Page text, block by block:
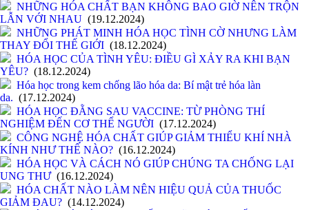
NHỮNG HÓA CHẤT BẠN KHÔNG BAO GIỜ NÊN TRỘN
LẪN VỚI NHAU (19.12.2024)
NHỮNG PHÁT MINH HÓA HỌC TÌNH CỜ NHƯNG LÀM
THAY ĐỔI THẾ GIỚI (18.12.2024)
HÓA HỌC CỦA TÌNH YÊU: ĐIỀU GÌ XẢY RA KHI BẠN
YÊU? (18.12.2024)
Hóa học trong kem chống lão hóa da: Bí mật trẻ hóa làn
da. (17.12.2024)
HÓA HỌC ĐẰNG SAU VACCINE: TỪ PHÒNG THÍ
NGHIỆM ĐẾN CƠ THỂ NGƯỜI (17.12.2024)
CÔNG NGHỆ HÓA CHẤT GIÚP GIẢM THIỂU KHÍ NHÀ
KÍNH NHƯ THẾ NÀO? (16.12.2024)
HÓA HỌC VÀ CÁCH NÓ GIÚP CHÚNG TA CHỐNG LẠI
UNG THƯ(16.12.2024)
HÓA CHẤT NÀO LÀM NÊN HIỆU QUẢ CỦA THUỐC
GIẢM ĐAU? (14.12.2024)